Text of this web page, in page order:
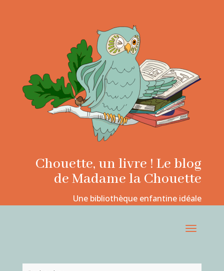
Chouette, un livre ! Le blog
de Madame la Chouette
Une bibliothèque enfantine idéale